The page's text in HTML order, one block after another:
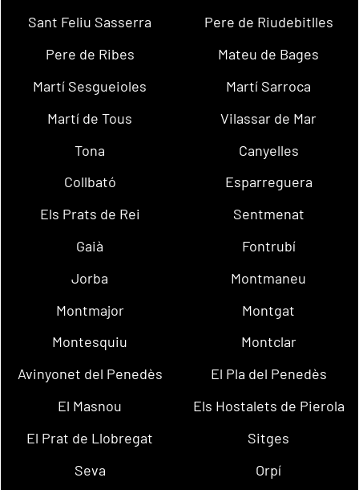
Sant Feliu Sasserra
Pere de Riudebitlles
Pere de Ribes
Mateu de Bages
Martí Sesgueioles
Martí Sarroca
Martí de Tous
Vilassar de Mar
Tona
Canyelles
Collbató
Esparreguera
Els Prats de Rei
Sentmenat
Gaià
Fontrubí
Jorba
Montmaneu
Montmajor
Montgat
Montesquiu
Montclar
Avinyonet del Penedès
El Pla del Penedès
El Masnou
Els Hostalets de Pierola
El Prat de Llobregat
Sitges
Seva
Orpí